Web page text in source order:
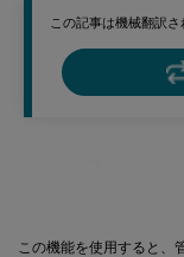
この記事は機械翻訳さ
この機能を使用すると、